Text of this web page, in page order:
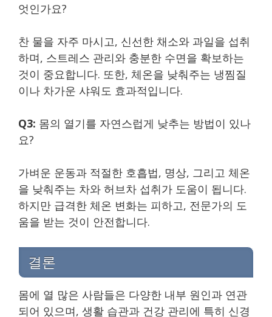
엇인가요?
찬 물을 자주 마시고, 신선한 채소와 과일을 섭취
하며, 스트레스 관리와 충분한 수면을 확보하는
것이 중요합니다. 또한, 체온을 낮춰주는 냉찜질
이나 차가운 샤워도 효과적입니다.
Q3: 몸의 열기를 자연스럽게 낮추는 방법이 있나
요?
가벼운 운동과 적절한 호흡법, 명상, 그리고 체온
을 낮춰주는 차와 허브차 섭취가 도움이 됩니다.
하지만 급격한 체온 변화는 피하고, 전문가의 도
움을 받는 것이 안전합니다.
결론
몸에 열 많은 사람들은 다양한 내부 원인과 연관
되어 있으며, 생활 습관과 건강 관리에 특히 신경